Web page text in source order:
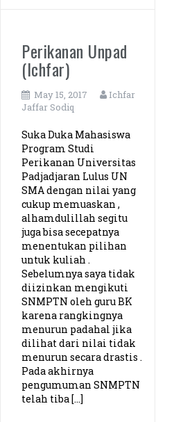
Perikanan Unpad
(Ichfar)
May 15, 2017
Ichfar
Jaffar Sodiq
Suka Duka Mahasiswa
Program Studi
Perikanan Universitas
Padjadjaran Lulus UN
SMA dengan nilai yang
cukup memuaskan ,
alhamdulillah segitu
juga bisa secepatnya
menentukan pilihan
untuk kuliah .
Sebelumnya saya tidak
diizinkan mengikuti
SNMPTN oleh guru BK
karena rangkingnya
menurun padahal jika
dilihat dari nilai tidak
menurun secara drastis .
Pada akhirnya
pengumuman SNMPTN
telah tiba […]